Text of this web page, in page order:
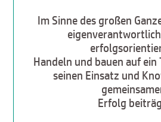
Im Sinne des großen
Handeln und bauen auf ein
seinen Einsatz und
Erfolg